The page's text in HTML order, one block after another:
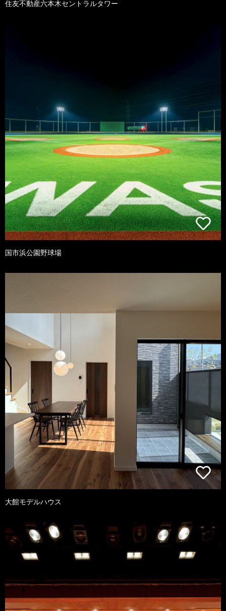
住友不動産六本木セントラルタワー
国市浜公園野球場
大館モデルハウス